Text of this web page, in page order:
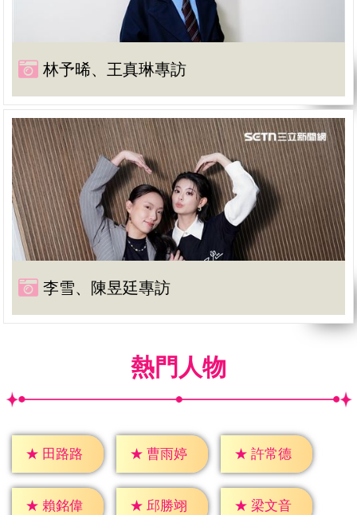
林予晞、王真琳專訪
李雪、陳昱廷專訪
熱門人物
★ 田路路 ★ 曹雨婷 ★ 許常德
★ 賴銘偉 ★ 邱勝翊 ★ 梁文音